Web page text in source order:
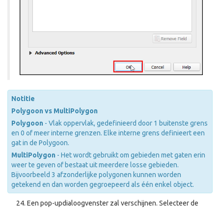
Notitie
Polygoon vs MultiPolygon
Polygoon - Vlak oppervlak, gedefinieerd door 1 buitenste grens
en 0 of meer interne grenzen. Elke interne grens definieert een
gat in de Polygoon.
MultiPolygon - Het wordt gebruikt om gebieden met gaten erin
weer te geven of bestaat uit meerdere losse gebieden.
Bijvoorbeeld 3 afzonderlijke polygonen kunnen worden
getekend en dan worden gegroepeerd als één enkel object.
Een pop-updialoogvenster zal verschijnen. Selecteer de